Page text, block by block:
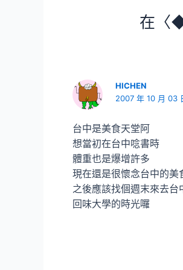
在〈
HICHEN
2007 年 10 月 03
台中是美食天堂阿
想當初在台中唸書時
體重也是爆增許多
現在還是很懷念台中的美
之後應該找個週末來去台
回味大學的時光囉